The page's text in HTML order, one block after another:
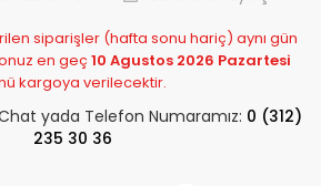
siparişler (hafta sonu hariç) aynı gün
en geç 10 Agustos 2026 Pazartesi
kargoya verilecektir.
yada Telefon Numaramız: 0 (312)
235 30 36